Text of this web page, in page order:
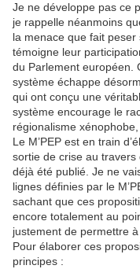
Je ne développe pas ce
je rappelle néanmoins
la menace que fait
témoigne leur
du Parlement européen.
système échappe
qui ont conçu une
système encourage le
régionalisme xénophobe,
Le M’PEP est en train
sortie de crise au travers
déjà été publié. Je ne
lignes définies par le
sachant que ces
encore totalement au
justement de permettre à
Pour élaborer ces
principes :